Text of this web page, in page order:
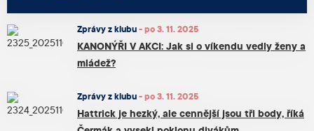
Zprávy z klubu - po 3. 11. 2025
KANONÝŘI V AKCI: Jak si o víkendu vedly ženy a
mládež?
Zprávy z klubu - po 3. 11. 2025
Hattrick je hezký, ale cennější jsou tři body, říká